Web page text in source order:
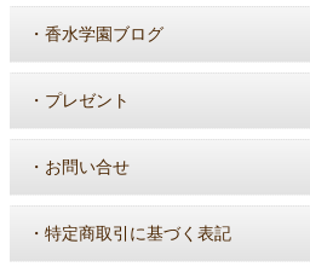
・ 香水学園ブログ
・ プレゼント
・ お問い合せ
・ 特定商取引に基づく表記